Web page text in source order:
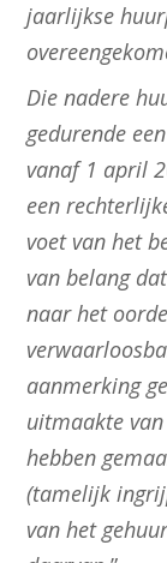
jaarlijkse
Die nadere
gedurende
vanaf 1 april
een
voet van het
van belang
naar het
aanmerking
uitmaakte
hebben
(tamelijk
van het